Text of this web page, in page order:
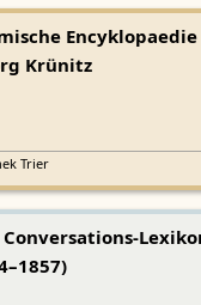
Encyklopaedie
Krünitz
Trier